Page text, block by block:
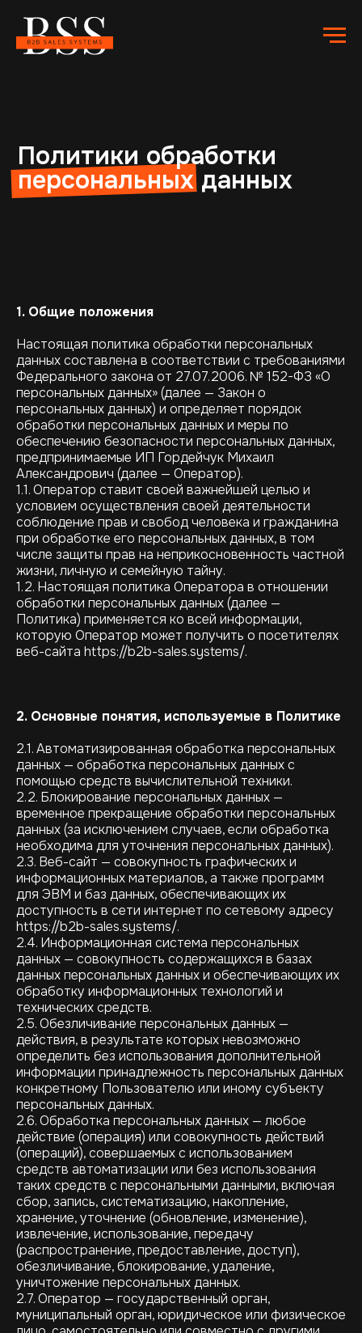
1. Общие положения
Настоящая политика обработки персональных
данных составлена в соответствии с требованиями
Федерального закона от 27.07.2006. № 152-ФЗ «О
персональных данных» (далее — Закон о
персональных данных) и определяет порядок
обработки персональных данных и меры по
обеспечению безопасности персональных данных,
предпринимаемые ИП Гордейчук Михаил
Александрович (далее — Оператор).
1.1. Оператор ставит своей важнейшей целью и
условием осуществления своей деятельности
соблюдение прав и свобод человека и гражданина
при обработке его персональных данных, в том
числе защиты прав на неприкосновенность частной
жизни, личную и семейную тайну.
1.2. Настоящая политика Оператора в отношении
обработки персональных данных (далее —
Политика) применяется ко всей информации,
которую Оператор может получить о посетителях
веб-сайта https://b2b-sales.systems/.
2. Основные понятия, используемые в Политике
2.1. Автоматизированная обработка персональных
данных — обработка персональных данных с
помощью средств вычислительной техники.
2.2. Блокирование персональных данных —
временное прекращение обработки персональных
данных (за исключением случаев, если обработка
необходима для уточнения персональных данных).
2.3. Веб-сайт — совокупность графических и
информационных материалов, а также программ
для ЭВМ и баз данных, обеспечивающих их
доступность в сети интернет по сетевому адресу
https://b2b-sales.systems/.
2.4. Информационная система персональных
данных — совокупность содержащихся в базах
данных персональных данных и обеспечивающих их
обработку информационных технологий и
технических средств.
2.5. Обезличивание персональных данных —
действия, в результате которых невозможно
определить без использования дополнительной
информации принадлежность персональных данных
конкретному Пользователю или иному субъекту
персональных данных.
2.6. Обработка персональных данных — любое
действие (операция) или совокупность действий
(операций), совершаемых с использованием
средств автоматизации или без использования
таких средств с персональными данными, включая
сбор, запись, систематизацию, накопление,
хранение, уточнение (обновление, изменение),
извлечение, использование, передачу
(распространение, предоставление, доступ),
обезличивание, блокирование, удаление,
уничтожение персональных данных.
2.7. Оператор — государственный орган,
муниципальный орган, юридическое или физическое